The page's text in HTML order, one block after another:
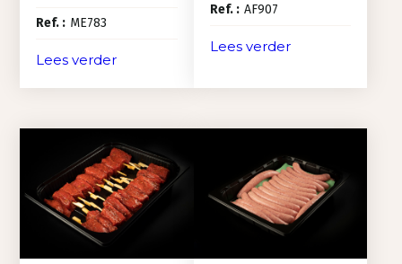
Ref. : ME783
Lees verder
Ref. : AF907
Lees verder